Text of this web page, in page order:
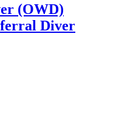
(OWD)
Diver